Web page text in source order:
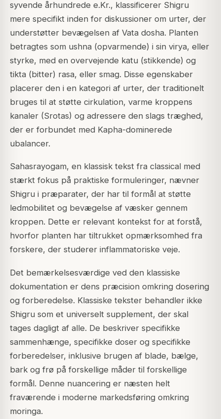
syvende århundrede e.Kr., klassificerer Shigru
mere specifikt inden for diskussioner om urter, der
understøtter bevægelsen af Vata dosha. Planten
betragtes som ushna (opvarmende) i sin virya, eller
styrke, med en overvejende katu (stikkende) og
tikta (bitter) rasa, eller smag. Disse egenskaber
placerer den i en kategori af urter, der traditionelt
bruges til at støtte cirkulation, varme kroppens
kanaler (Srotas) og adressere den slags træghed,
der er forbundet med Kapha-dominerede
ubalancer.
Sahasrayogam, en klassisk tekst fra classical med
stærkt fokus på praktiske formuleringer, nævner
Shigru i præparater, der har til formål at støtte
ledmobilitet og bevægelse af væsker gennem
kroppen. Dette er relevant kontekst for at forstå,
hvorfor planten har tiltrukket opmærksomhed fra
forskere, der studerer inflammatoriske veje.
Det bemærkelsesværdige ved den klassiske
dokumentation er dens præcision omkring dosering
og forberedelse. Klassiske tekster behandler ikke
Shigru som et universelt supplement, der skal
tages dagligt af alle. De beskriver specifikke
sammenhænge, specifikke doser og specifikke
forberedelser, inklusive brugen af blade, bælge,
bark og frø på forskellige måder til forskellige
formål. Denne nuancering er næsten helt
fraværende i moderne markedsføring omkring
moringa.